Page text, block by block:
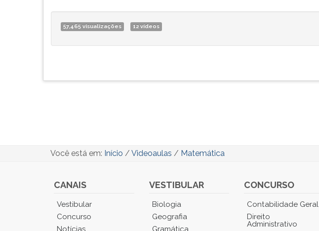
57,465 visualizações 12 vídeos
Você está em: Início / Videoaulas / Matemática
CANAIS
Você
está
Vestibular
Concurso
Notícias
VESTIBULAR
Biologia
Geografia
Gramática
CONCURSO
Contabilidade Geral
Direito
Administrativo